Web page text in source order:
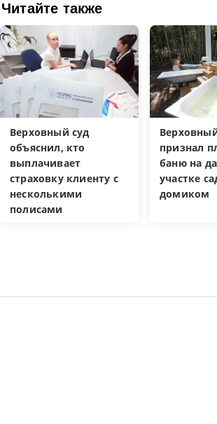
Читайте также
Верховный суд
объяснил, кто
выплачивает
страховку клиенту с
несколькими
полисами
признал
баню на
участке
домиком